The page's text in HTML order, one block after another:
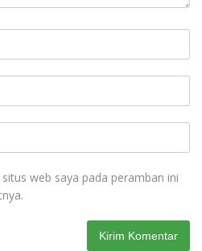
web saya pada peramban ini